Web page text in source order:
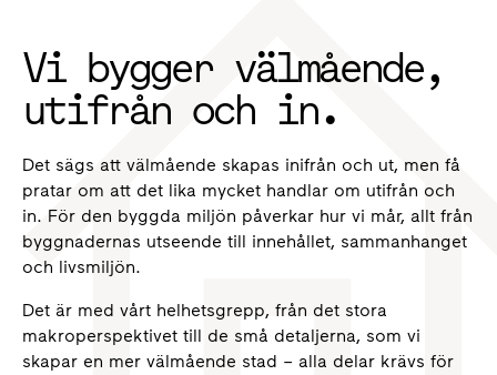
Vi bygger välmående,
utifrån och in.
Det sägs att välmående skapas inifrån och ut, men få
pratar om att det lika mycket handlar om utifrån och
in. För den byggda miljön påverkar hur vi mår, allt från
byggnadernas utseende till innehållet, sammanhanget
och livsmiljön.
Det är med vårt helhetsgrepp, från det stora
makroperspektivet till de små detaljerna, som vi
skapar en mer välmående stad – alla delar krävs för